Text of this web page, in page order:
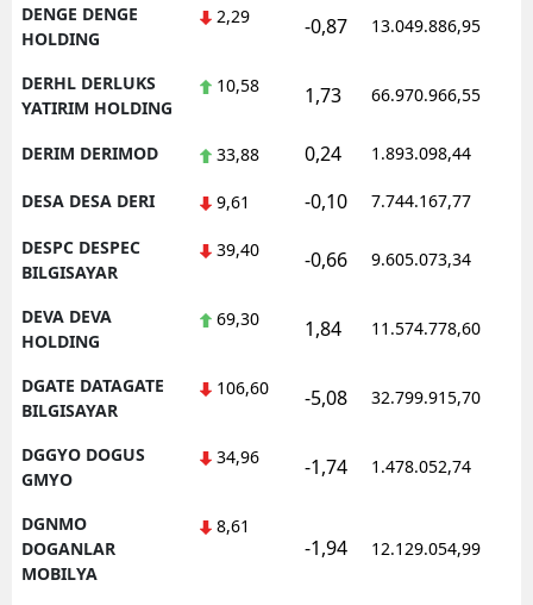
DENGE DENGE
HOLDING
2,29 -0,87 13.049.886,95
DERHL DERLUKS
YATIRIM HOLDING
10,58 1,73 66.970.966,55
DERIM DERIMOD 33,88 0,24 1.893.098,44
DESA DESA DERI 9,61 -0,10 7.744.167,77
DESPC DESPEC
BILGISAYAR
39,40 -0,66 9.605.073,34
DEVA DEVA
HOLDING
69,30 1,84 11.574.778,60
DGATE DATAGATE
BILGISAYAR
106,60 -5,08 32.799.915,70
DGGYO DOGUS
GMYO
34,96 -1,74 1.478.052,74
DGNMO
DOGANLAR
MOBILYA
8,61
-1,94 12.129.054,99